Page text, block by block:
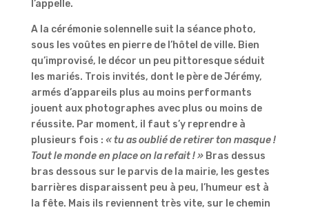
l’appelle.
A la cérémonie solennelle suit la séance photo,
sous les voûtes en pierre de l’hôtel de ville. Bien
qu’improvisé, le décor un peu pittoresque séduit
les mariés. Trois invités, dont le père de Jérémy,
armés d’appareils plus au moins performants
jouent aux photographes avec plus ou moins de
réussite. Par moment, il faut s’y reprendre à
plusieurs fois : « tu as oublié de retirer ton masque !
Tout le monde en place on la refait ! »Bras dessus
bras dessous sur le parvis de la mairie, les gestes
barrières disparaissent peu à peu, l’humeur est à
la fête. Mais ils reviennent très vite, sur le chemin